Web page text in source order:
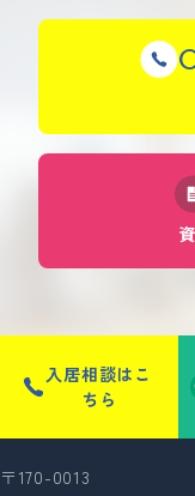
入居相談はこ
ちら
〒170-0013